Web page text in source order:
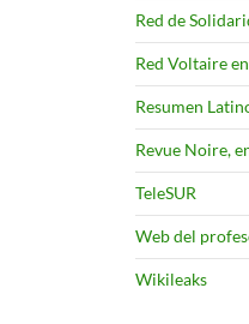
Red de
Red Voltaire
Resumen
Revue Noire,
TeleSUR
Web del
Wikileaks